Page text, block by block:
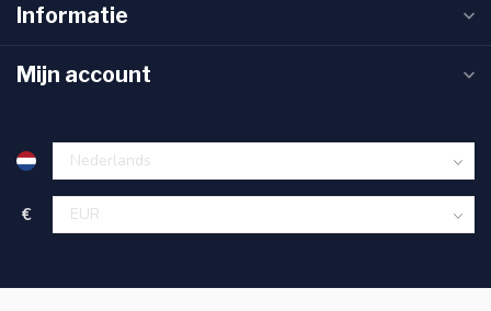
Informatie
Mijn account
€